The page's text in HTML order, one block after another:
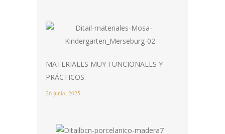
MATERIALES MUY FUNCIONALES Y
PRÁCTICOS.
26 junio, 2025